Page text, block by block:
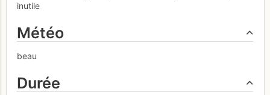
inutile
Météo
beau
Durée